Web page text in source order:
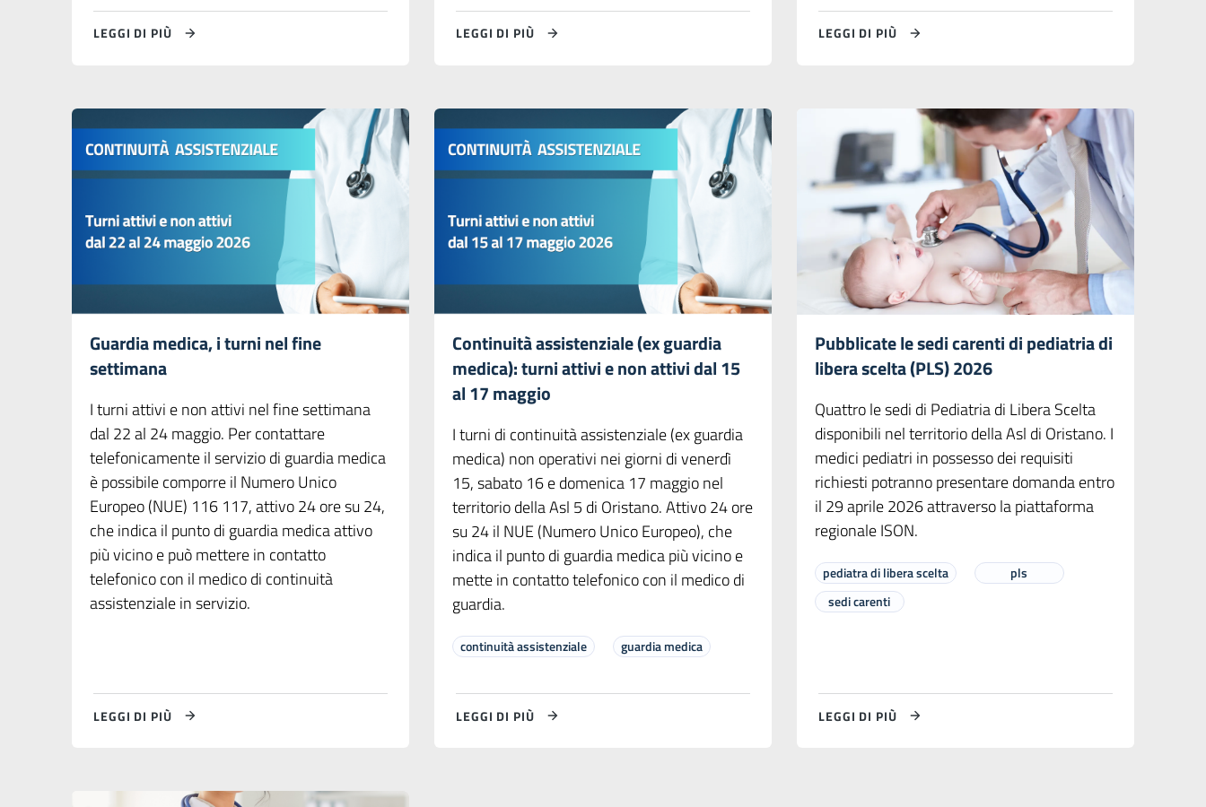
LEGGI DI PIÙ LEGGI DI PIÙ LEGGI DI PIÙ
Guardia medica, i turni nel fine
settimana
I turni attivi e non attivi nel fine settimana
dal 22 al 24 maggio. Per contattare
telefonicamente il servizio di guardia medica
è possibile comporre il Numero Unico
Europeo (NUE) 116 117, attivo 24 ore su 24,
che indica il punto di guardia medica attivo
più vicino e può mettere in contatto
telefonico con il medico di continuità
assistenziale in servizio.
LEGGI DI PIÙ
Continuità assistenziale (ex guardia
medica): turni attivi e non attivi dal 15
al 17 maggio
I turni di continuità assistenziale (ex guardia
medica) non operativi nei giorni di venerdì
15, sabato 16 e domenica 17 maggio nel
territorio della Asl 5 di Oristano. Attivo 24 ore
su 24 il NUE (Numero Unico Europeo), che
indica il punto di guardia medica più vicino e
mette in contatto telefonico con il medico di
guardia.
continuità assistenziale guardia medica
LEGGI DI PIÙ
Pubblicate le sedi carenti di pediatria di
libera scelta (PLS) 2026
Quattro le sedi di Pediatria di Libera Scelta
disponibili nel territorio della Asl di Oristano. I
medici pediatri in possesso dei requisiti
richiesti potranno presentare domanda entro
il 29 aprile 2026 attraverso la piattaforma
regionale ISON.
pediatra di libera scelta
pls
sedi carenti
LEGGI DI PIÙ